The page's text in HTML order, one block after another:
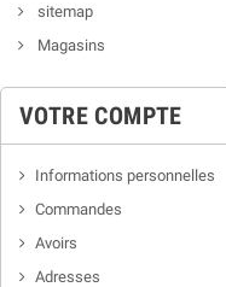
sitemap
Magasins
VOTRE COMPTE
Informations personnelles
Commandes
Avoirs
Adresses